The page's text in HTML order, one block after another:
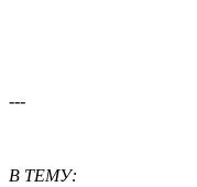
---
В ТЕМУ: